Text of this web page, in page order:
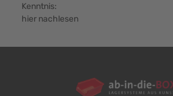
Kenntnis:
hier nachlesen